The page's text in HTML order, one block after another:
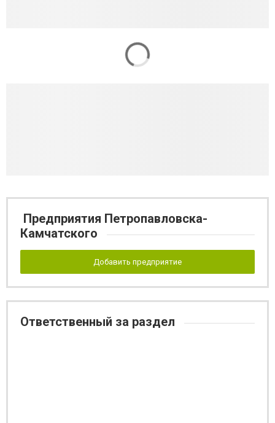
Предприятия Петропавловска-
Камчатского
Добавить предприятие
Ответственный за раздел